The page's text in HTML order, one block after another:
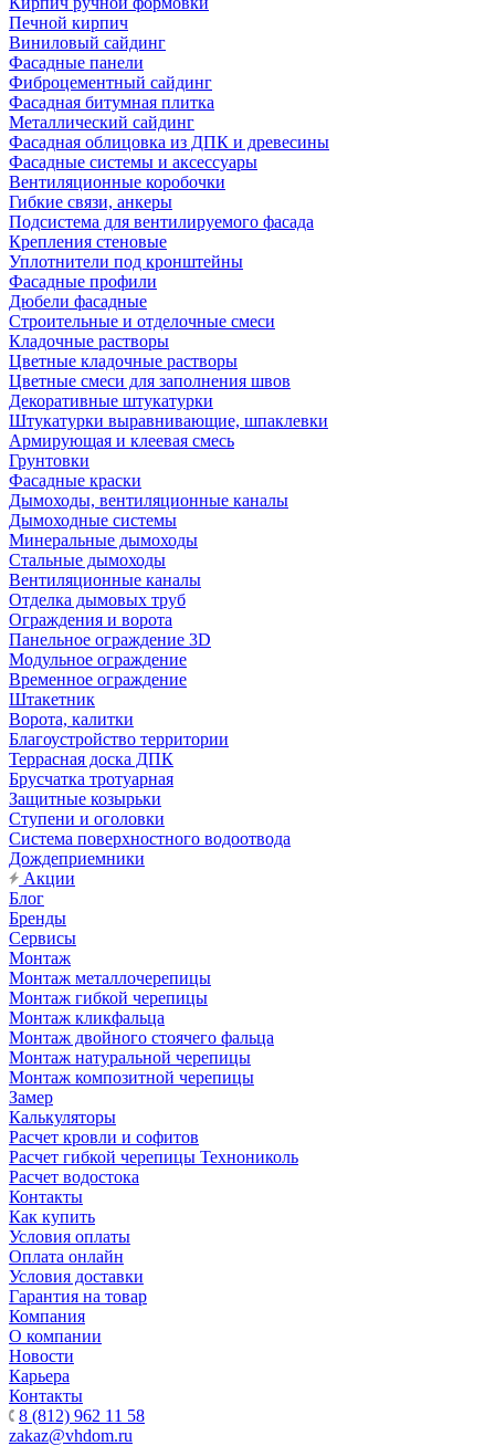
Печной кирпич
Виниловый сайдинг
Фасадные панели
Фиброцементный сайдинг
Фасадная битумная плитка
Металлический сайдинг
Фасадная облицовка из ДПК и древесины
Фасадные системы и аксессуары
Вентиляционные коробочки
Гибкие связи, анкеры
Подсистема для вентилируемого фасада
Крепления стеновые
Уплотнители под кронштейны
Фасадные профили
Дюбели фасадные
Строительные и отделочные смеси
Кладочные растворы
Цветные кладочные растворы
Цветные смеси для заполнения швов
Декоративные штукатурки
Штукатурки выравнивающие, шпаклевки
Армирующая и клеевая смесь
Грунтовки
Фасадные краски
Дымоходы, вентиляционные каналы
Дымоходные системы
Минеральные дымоходы
Стальные дымоходы
Вентиляционные каналы
Отделка дымовых труб
Ограждения и ворота
Панельное ограждение 3D
Модульное ограждение
Временное ограждение
Штакетник
Ворота, калитки
Благоустройство территории
Террасная доска ДПК
Брусчатка тротуарная
Защитные козырьки
Ступени и оголовки
Система поверхностного водоотвода
Дождеприемники
Акции
Блог
Бренды
Сервисы
Монтаж
Монтаж металлочерепицы
Монтаж гибкой черепицы
Монтаж кликфальца
Монтаж двойного стоячего фальца
Монтаж натуральной черепицы
Монтаж композитной черепицы
Замер
Калькуляторы
Расчет кровли и софитов
Расчет гибкой черепицы Технониколь
Расчет водостока
Контакты
Как купить
Условия оплаты
Оплата онлайн
Условия доставки
Гарантия на товар
Компания
О компании
Новости
Карьера
Контакты
8 (812) 962 11 58
zakaz@vhdom.ru